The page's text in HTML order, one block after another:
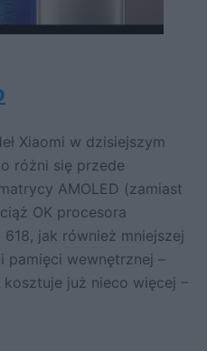
Xiaomi w dzisiejszym
różni się przede
AMOLED (zamiast
OK procesora
jak również mniejszej
pamięci wewnętrznej –
już nieco więcej –